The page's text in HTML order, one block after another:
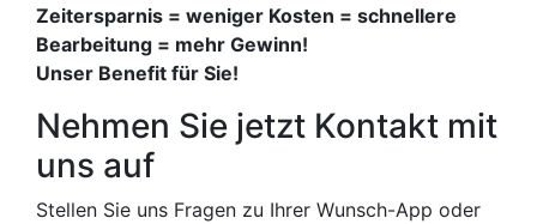
Zeitersparnis = weniger Kosten = schnellere
Bearbeitung = mehr Gewinn!
Unser Benefit für Sie!
Nehmen Sie jetzt Kontakt mit
uns auf
Stellen Sie uns Fragen zu Ihrer Wunsch-App oder